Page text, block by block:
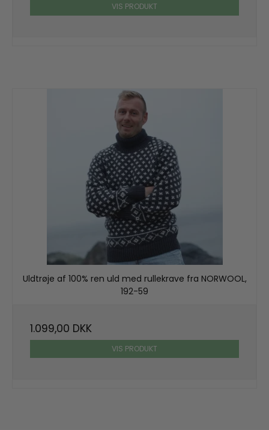
VIS PRODUKT
Uldtrøje af 100% ren uld med rullekrave fra NORWOOL,
192-59
1.099,00 DKK
VIS PRODUKT